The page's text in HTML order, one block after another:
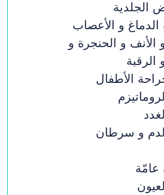
الجلدیة
و الأعصاب
الأنف و الحنجرة و
الأطفال
و سرطان
عامّة